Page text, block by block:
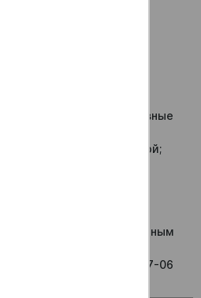
маршрут;
заказы;
руб. в день, ежедневные
с учебой или работой;
руководство бонусом!
ОБЯЗАТЕЛЬНО с личным
по тел. +7(920)227-57-06